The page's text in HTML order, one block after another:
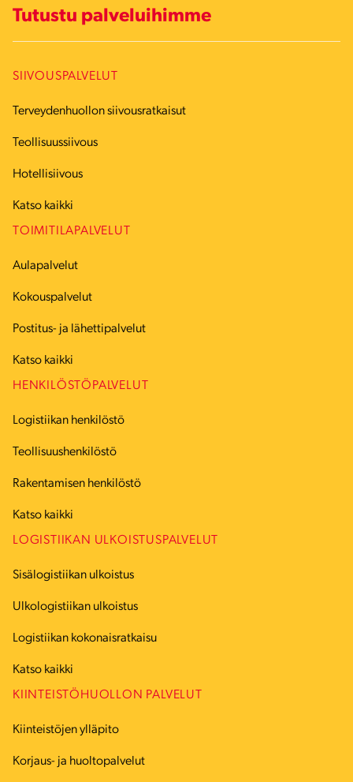
Tutustu palveluihimme
SIIVOUSPALVELUT
Terveydenhuollon siivousratkaisut
Teollisuussiivous
Hotellisiivous
Katso kaikki
TOIMITILAPALVELUT
Aulapalvelut
Kokouspalvelut
Postitus- ja lähettipalvelut
Katso kaikki
HENKILÖSTÖPALVELUT
Logistiikan henkilöstö
Teollisuushenkilöstö
Rakentamisen henkilöstö
Katso kaikki
LOGISTIIKAN ULKOISTUSPALVELUT
Sisälogistiikan ulkoistus
Ulkologistiikan ulkoistus
Logistiikan kokonaisratkaisu
Katso kaikki
KIINTEISTÖHUOLLON PALVELUT
Kiinteistöjen ylläpito
Korjaus- ja huoltopalvelut